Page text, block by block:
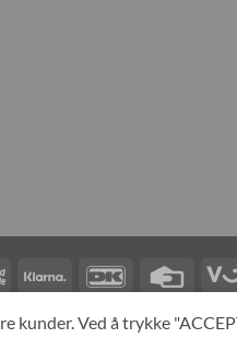
MasterCard
2
Klarna DanKort
Credit
Card
MIN KONTO
kunder. Ved å trykke